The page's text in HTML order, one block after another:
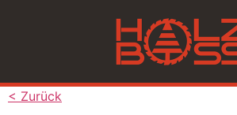
< Zurück